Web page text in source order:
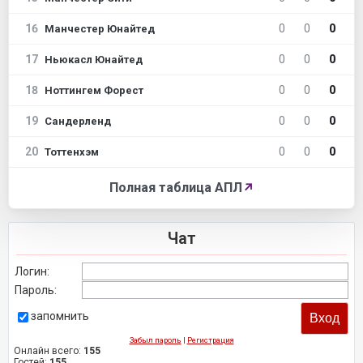
16 Манчестер Юнайтед 0 0 0
17 Ньюкасл Юнайтед 0 0 0
18 Ноттингем Форест 0 0 0
19 Сандерленд 0 0 0
20 Тоттенхэм 0 0 0
Полная таблица АПЛ ↗
Чат
Логин:
Пароль:
запомнить
Забыл пароль | Регистрация
Онлайн всего: 155